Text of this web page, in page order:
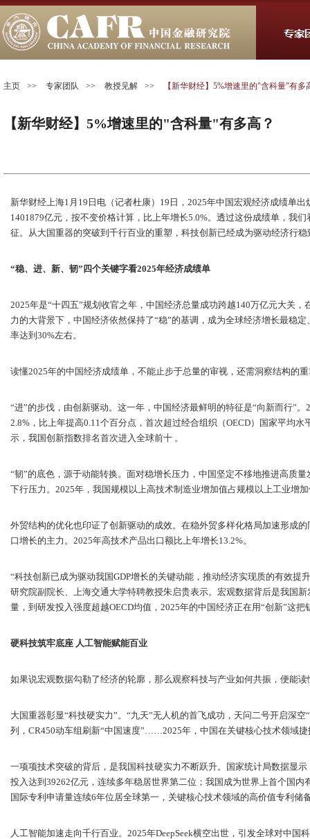
主页 >> 专家团队 >> 教授见解 >> 【新华财经】5%增速里的"含科量"有多
【新华财经】5%增速里的"含科量"有多高？
新华财经上海1月19日电（记者杜康）19日，2025年中国宏观经济成绩单
1401879亿元，按不变价格计算，比上年增长5.0%。透过这份成绩单，我
征。从大国重器的突破到千行百业的重塑，科技创新已经成为驱动经济行稳
“稳、进、新、韧”四个关键字看2025年经济成绩单
2025年是“十四五”规划收官之年，中国经济总量成功跨越140万亿元大关
力的大背景下，中国经济依然保持了“稳”的基调，成为全球经济增长最稳
率达到30%左右。
读懂2025年的中国经济成绩单，不能止步于总量的审视，还需洞察结构的
“进”的步伐，由创新驱动。这一年，中国经济最鲜明的特征是“向新而行”
2.8%，比上年提高0.11个百分点，首次超过经合组织（OECD）国家平均
示，我国创新指数排名首次进入全球前十 。
“韧”的底色，源于动能转换。面对稳增长压力，中国坚定不移地推进高质
下行压力。2025年，我国规模以上高技术制造业增加值占规模以上工业增
外贸结构的优化也印证了创新驱动的成效。在稳外贸多样化格局加速形成
口增长的主力。2025年高技术产品出口额比上年增长13.2%。
“科技创新已成为驱动我国GDP增长的关键动能，推动经济实现质的有效提
研究院副院长、上海交通大学特聘教授朱启贵表示。宏观数据背后是我国
量，到研发投入强度超越OECD均值，2025年的中国经济正在用“创新”这
硬科技筑牢底座 人工智能赋能百业
如果说宏观数据勾勒了经济的轮廓，那么观察科技与产业如何共振，便能
大国重器彰显“科技硬实力”。“九天”无人机的首飞成功，天问二号开启深
列，CR450动车组刷新“中国速度”……2025年，中国在关键核心技术领域
一项项技术突破的背后，是我国科技硬实力不断跃升。国家统计局数据显
投入达到39262亿元，连续多年稳居世界第二位；我国成为世界上首个国内
国际专利申请量连续6年位居全球第一，关键核心技术领域的高价值专利储
人工智能加速走向千行百业。2025年DeepSeek横空出世，引发全球对中国